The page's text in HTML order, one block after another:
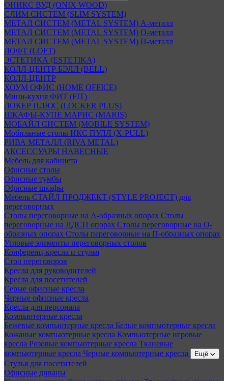
ОНИКС ВУД (ONIX WOOD)
СЛИМ СИСТЕМ (SLIM SYSTEM)
МЕТАЛ СИСТЕМ (METAL SYSTEM) А-металл
МЕТАЛ СИСТЕМ (METAL SYSTEM) О-металл
МЕТАЛ СИСТЕМ (METAL SYSTEM) П-металл
ЛОФТ (LOFT)
ЭСТЕТИКА (ESTETIKA)
КОЛЛ-ЦЕНТР БЭЛЛ (BELL)
КОЛЛ-ЦЕНТР
ХОУМ ОФИС (HOME OFFICE)
Мини-кухня ФИТ (FIT)
ЛОКЕР ПЛЮС (LOCKER PLUS)
ШКАФЫ-КУПЕ МАРИС (MARIS)
МОБАЙЛ СИСТЕМ (MOBILE SYSTEM)
Мобильные столы ИКС ПУЛЛ (X-PULL)
РИВА МЕТАЛЛ (RIVA METAL)
АКСЕССУАРЫ НАВЕСНЫЕ
Мебель для кабинета
Офисные столы
Офисные тумбы
Офисные шкафы
Мебель СТАЙЛ ПРОДЖЕКТ (STYLE PROJECT) для
переговорных
Столы переговорные на А-образных опорах Столы
переговорные на ЛДСП опорах Столы переговорные на О-
образных опорах Столы переговорные на П-образных опорах
Угловые элементы переговорных столов
Конференц-кресла и стулья
Стол переговоров
Кресла для руководителей
Кресла для посетителей
Серые офисные кресла
Черные офисные кресла
Кресла для персонала
Компьютерные кресла
Бежевые компьютерные кресла Белые компьютерные кресла
Кожаные компьютерные кресла Компьютерные игровые
кресла Розовые компьютерные кресла Тканевые
компьютерные кресла Черные компьютерные кресла Ещё
Стулья для посетителей
Офисные диваны